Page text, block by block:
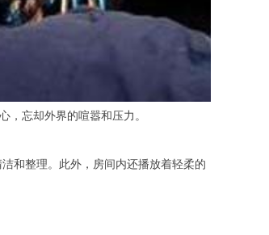
忘却外界的喧嚣和压力。
和整理。此外，房间内还播放着轻柔的